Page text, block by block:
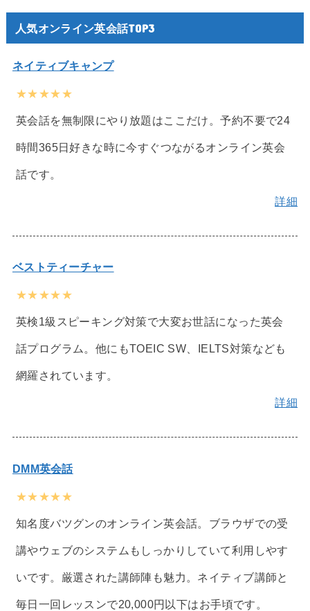
人気オンライン英会話TOP3
ネイティブキャンプ
★★★★★
英会話を無制限にやり放題はここだけ。予約不要で24
時間365日好きな時に今すぐつながるオンライン英会
話です。
詳細
ベストティーチャー
★★★★★
英検1級スピーキング対策で大変お世話になった英会
話プログラム。他にもTOEIC SW、IELTS対策なども
網羅されています。
詳細
DMM英会話
★★★★★
知名度バツグンのオンライン英会話。ブラウザでの受
講やウェブのシステムもしっかりしていて利用しやす
いです。厳選された講師陣も魅力。ネイティブ講師と
毎日一回レッスンで20,000円以下はお手頃です。